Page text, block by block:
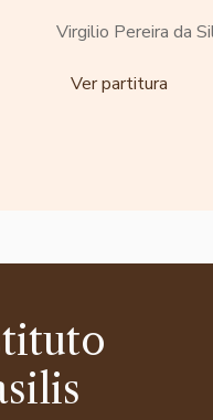
Virgilio Pereira da
Ver partitura